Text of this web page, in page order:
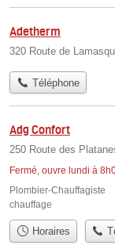
Adetherm
320 Route de
Téléphone
Adg Confort
250 Route des
Fermé, ouvre lundi à
Plombier-Chauffagiste
chauffage
Horaires